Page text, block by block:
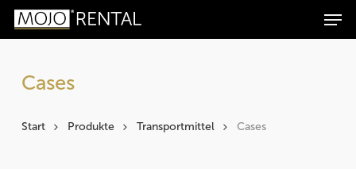
Zum
Inhalt
Zur
Navigation
Skip
Products
search
Suchen
Cases
Start Produkte Transportmittel Cases